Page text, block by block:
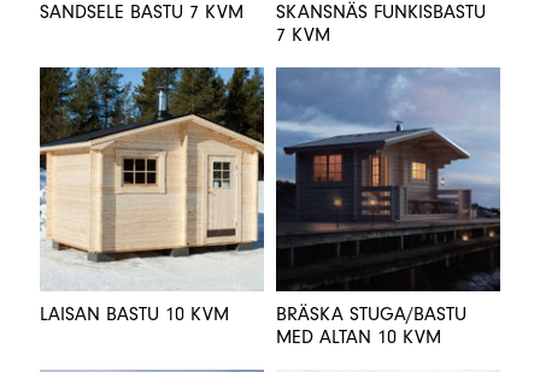
SANDSELE BASTU 7 KVM
SKANSNÄS FUNKISBASTU
7 KVM
LAISAN BASTU 10 KVM
BRÄSKA STUGA/BASTU
MED ALTAN 10 KVM